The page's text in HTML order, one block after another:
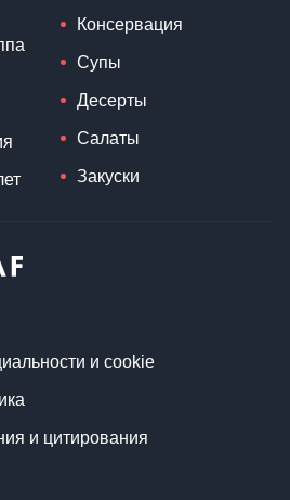
Консервация
Супы
Десерты
Салаты
Закуски
и cookie
и цитирования